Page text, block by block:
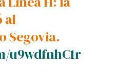
al
Segovia.
u9wdfnhC1r